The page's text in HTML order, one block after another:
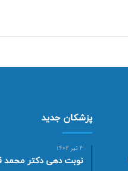
پزشکان جدید
3 تیر 1402
نوبت دهی دکتر محمد